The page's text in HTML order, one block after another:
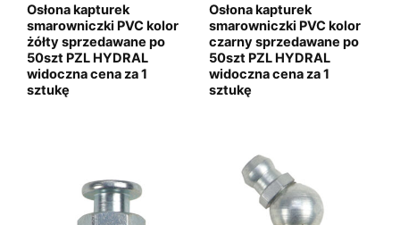
Osłona kapturek
smarowniczki PVC kolor
żółty sprzedawane po
50szt PZL HYDRAL
widoczna cena za 1
sztukę
Osłona kapturek
smarowniczki PVC kolor
czarny sprzedawane po
50szt PZL HYDRAL
widoczna cena za 1
sztukę